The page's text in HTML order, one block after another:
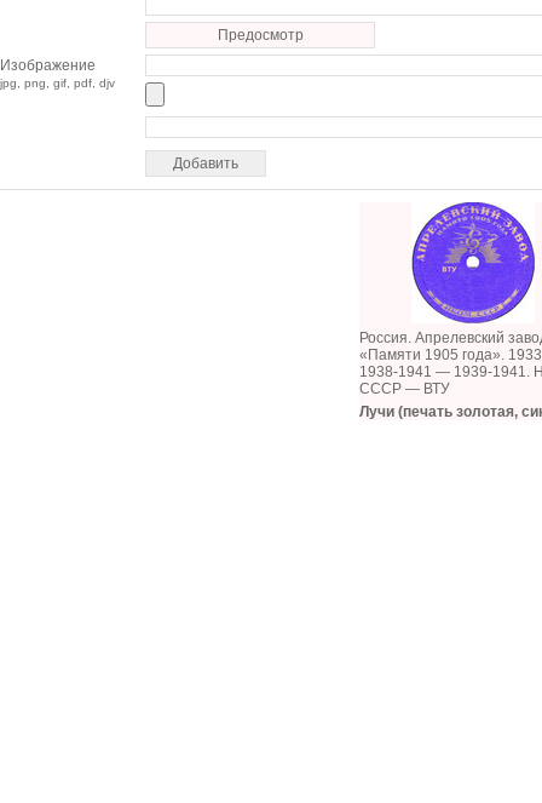
Предосмотр
Изображение
jpg, png, gif, pdf, djv
Россия. Апрелевский
«Памяти 1905 года».
1938-1941 — 1939-1941.
СССР — ВТУ
Лучи (печать золотая,